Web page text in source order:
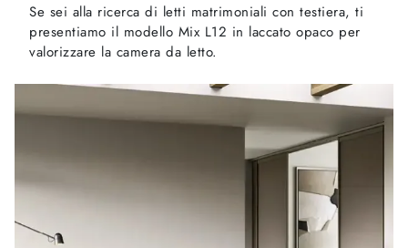
Se sei alla ricerca di letti matrimoniali con testiera, ti
presentiamo il modello Mix L12 in laccato opaco per
valorizzare la camera da letto.